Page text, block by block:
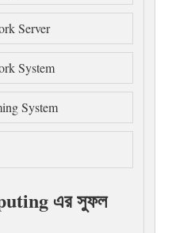
Server
System
System
এর সুফল